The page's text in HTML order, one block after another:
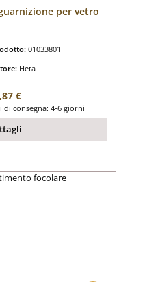
per vetro
01033801
Heta
normale:
€
di consegna: 4-6 giorni